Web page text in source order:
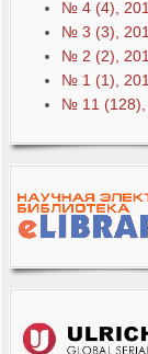
№ 4 (4),
№ 3 (3),
№ 2 (2),
№ 1 (1),
№ 11 (128),